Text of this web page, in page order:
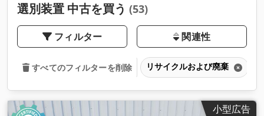
選別装置 中古を買う (53)
フィルター 関連性
すべてのフィルターを削除 リサイクルおよび廃棄
小型広告